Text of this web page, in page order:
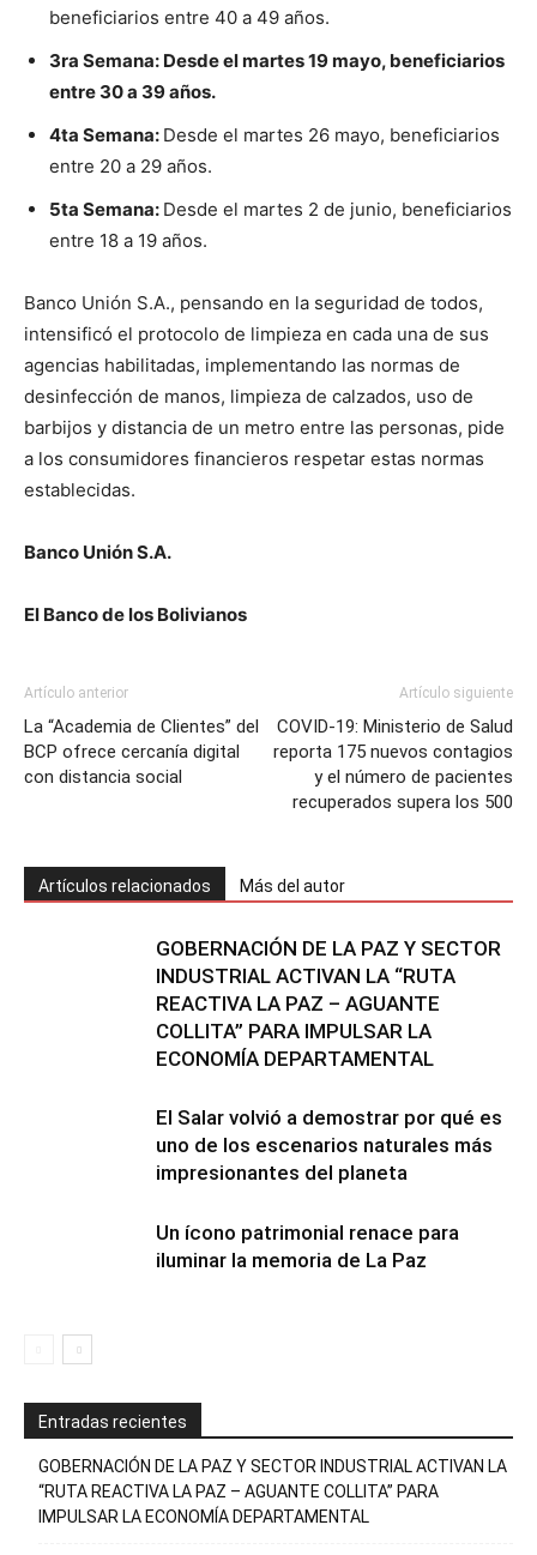
beneficiarios entre 40 a 49 años.
3ra Semana: Desde el martes 19 mayo, beneficiarios
entre 30 a 39 años.
4ta Semana: Desde el martes 26 mayo, beneficiarios
entre 20 a 29 años.
5ta Semana: Desde el martes 2 de junio, beneficiarios
entre 18 a 19 años.
Banco Unión S.A., pensando en la seguridad de todos,
intensificó el protocolo de limpieza en cada una de sus
agencias habilitadas, implementando las normas de
desinfección de manos, limpieza de calzados, uso de
barbijos y distancia de un metro entre las personas, pide
a los consumidores financieros respetar estas normas
establecidas.
Banco Unión S.A.
El Banco de los Bolivianos
Artículo anterior
La “Academia de Clientes” del
BCP ofrece cercanía digital
con distancia social
Artículo siguiente
COVID-19: Ministerio de Salud
reporta 175 nuevos contagios
y el número de pacientes
recuperados supera los 500
Artículos relacionados Más del autor
GOBERNACIÓN DE LA PAZ Y SECTOR
INDUSTRIAL ACTIVAN LA “RUTA
REACTIVA LA PAZ – AGUANTE
COLLITA” PARA IMPULSAR LA
ECONOMÍA DEPARTAMENTAL
El Salar volvió a demostrar por qué es
uno de los escenarios naturales más
impresionantes del planeta
Un ícono patrimonial renace para
iluminar la memoria de La Paz
Entradas recientes
GOBERNACIÓN DE LA PAZ Y SECTOR INDUSTRIAL ACTIVAN LA
“RUTA REACTIVA LA PAZ – AGUANTE COLLITA” PARA
IMPULSAR LA ECONOMÍA DEPARTAMENTAL